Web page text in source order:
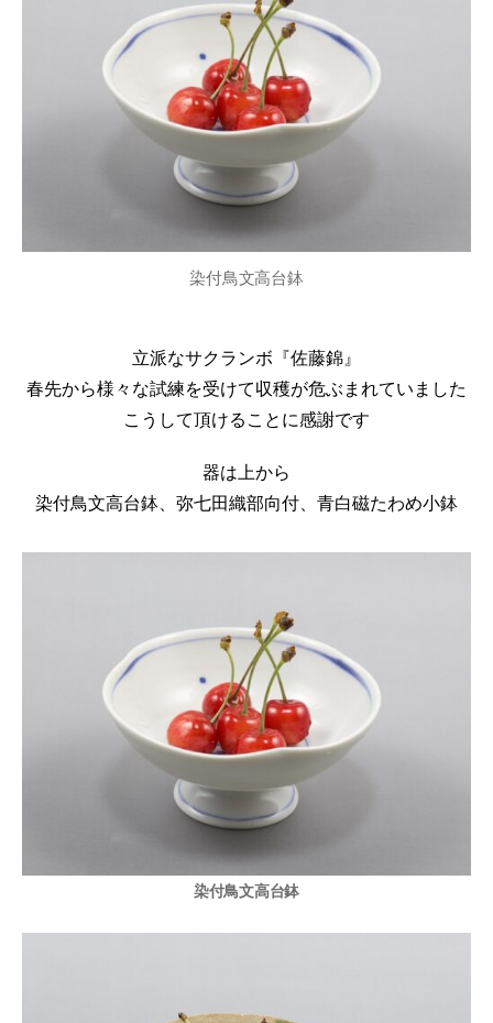
染付鳥文高台鉢
立派なサクランボ『佐藤錦』
春先から様々な試練を受けて収穫が危ぶまれていました
こうして頂けることに感謝です
器は上から
染付鳥文高台鉢、弥七田織部向付、青白磁たわめ小鉢
染付鳥文高台鉢